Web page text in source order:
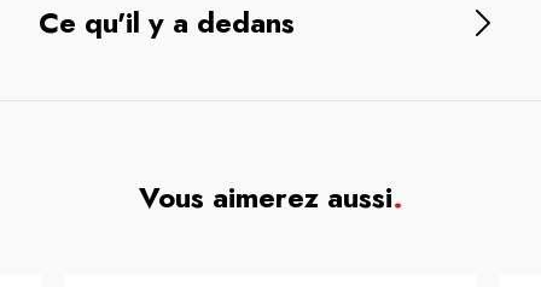
Ce qu'il y a dedans
Vous aimerez aussi.